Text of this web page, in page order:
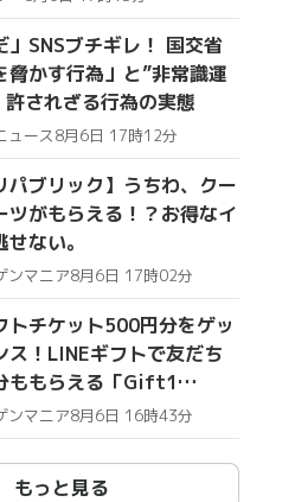
」SNSブチギレ！ 国交省
脅かす行為」と”非常識運
されざる行為の実態
ュース8月6日 17時12分
パブリック】うちわ、クー
ツがもらえる！？お得なイ
ない。
ンマニア8月6日 17時02分
トチケット500円分をゲッ
ス！LINEギフトで友だち
ももらえる「Gift1
ペーン開催中。
ンマニア8月6日 16時43分
もっと見る